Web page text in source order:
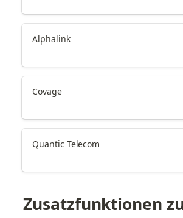
Alphalink
Covage
Quantic Telecom
Zusatzfunktionen